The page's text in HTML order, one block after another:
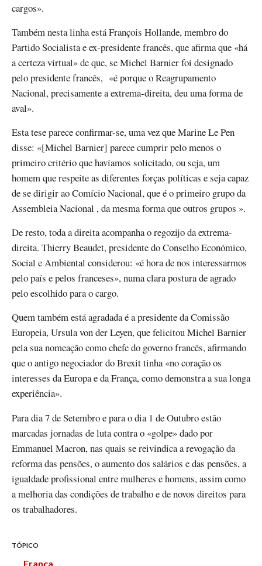
cargos».
Também nesta linha está François Hollande, membro do
Partido Socialista e ex-presidente francês, que afirma que «há
a certeza virtual» de que, se Michel Barnier foi designado
pelo presidente francês, «é porque o Reagrupamento
Nacional, precisamente a extrema-direita, deu uma forma de
aval».
Esta tese parece confirmar-se, uma vez que Marine Le Pen
disse: «[Michel Barnier] parece cumprir pelo menos o
primeiro critério que havíamos solicitado, ou seja, um
homem que respeite as diferentes forças políticas e seja capaz
de se dirigir ao Comício Nacional, que é o primeiro grupo da
Assembleia Nacional , da mesma forma que outros grupos ».
De resto, toda a direita acompanha o regozijo da extrema-
direita. Thierry Beaudet, presidente do Conselho Económico,
Social e Ambiental considerou: «é hora de nos interessarmos
pelo país e pelos franceses», numa clara postura de agrado
pelo escolhido para o cargo.
Quem também está agradada é a presidente da Comissão
Europeia, Ursula von der Leyen, que felicitou Michel Barnier
pela sua nomeação como chefe do governo francês, afirmando
que o antigo negociador do Brexit tinha «no coração os
interesses da Europa e da França, como demonstra a sua longa
experiência».
Para dia 7 de Setembro e para o dia 1 de Outubro estão
marcadas jornadas de luta contra o «golpe» dado por
Emmanuel Macron, nas quais se reivindica a revogação da
reforma das pensões, o aumento dos salários e das pensões, a
igualdade profissional entre mulheres e homens, assim como
a melhoria das condições de trabalho e de novos direitos para
os trabalhadores.
TÓPICO
França